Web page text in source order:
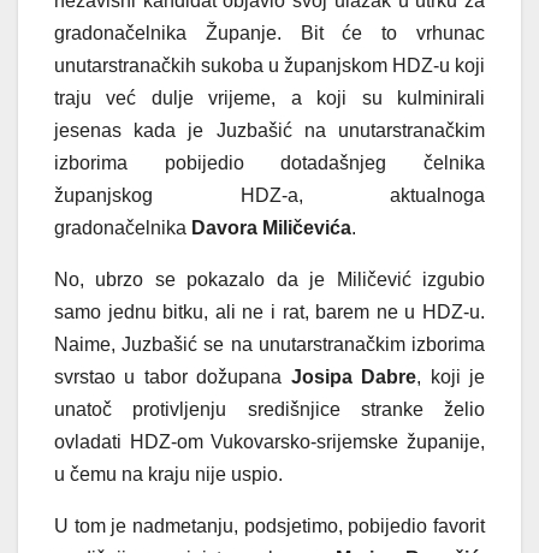
gradonačelnika Županje. Bit će to vrhunac
unutarstranačkih sukoba u županjskom HDZ-u koji
traju već dulje vrijeme, a koji su kulminirali
jesenas kada je Juzbašić na unutarstranačkim
izborima pobijedio dotadašnjeg čelnika
županjskog HDZ-a, aktualnoga
gradonačelnika Davora Miličevića.
No, ubrzo se pokazalo da je Miličević izgubio
samo jednu bitku, ali ne i rat, barem ne u HDZ-u.
Naime, Juzbašić se na unutarstranačkim izborima
svrstao u tabor dožupana Josipa Dabre, koji je
unatoč protivljenju središnjice stranke želio
ovladati HDZ-om Vukovarsko-srijemske županije,
u čemu na kraju nije uspio.
U tom je nadmetanju, podsjetimo, pobijedio favorit